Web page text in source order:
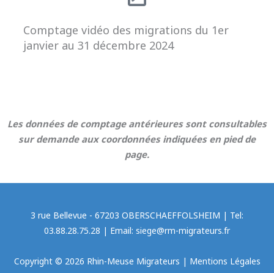
Comptage vidéo des migrations du 1er
janvier au 31 décembre 2024
Les données de comptage antérieures sont consultables
sur demande aux coordonnées indiquées en pied de
page.
3 rue Bellevue - 67203 OBERSCHAEFFOLSHEIM | Tel:
03.88.28.75.28 | Email: siege@rm-migrateurs.fr
Copyright © 2026 Rhin-Meuse Migrateurs | Mentions Légales